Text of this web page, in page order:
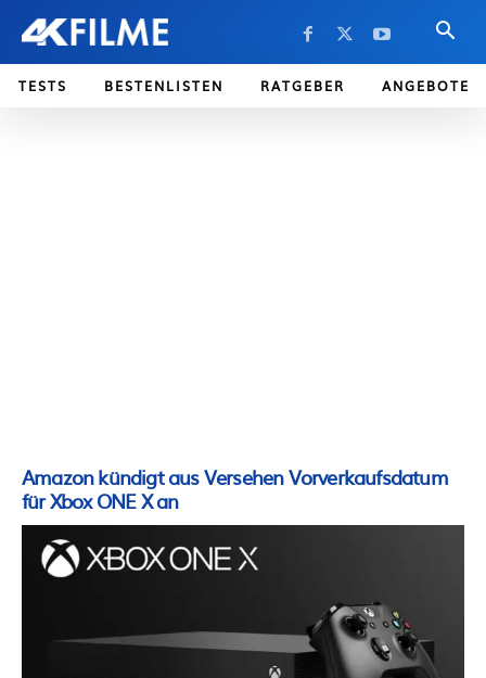
TESTS BESTENLISTEN RATGEBER ANGEBOTE
Amazon kündigt aus Versehen Vorverkaufsdatum
für Xbox ONE X an